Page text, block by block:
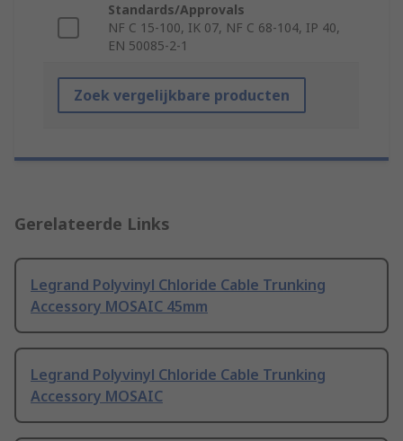
Standards/Approvals
NF C 15-100, IK 07, NF C 68-104, IP 40,
EN 50085-2-1
Zoek vergelijkbare producten
Gerelateerde Links
Legrand Polyvinyl Chloride Cable Trunking
Accessory MOSAIC 45mm
Legrand Polyvinyl Chloride Cable Trunking
Accessory MOSAIC